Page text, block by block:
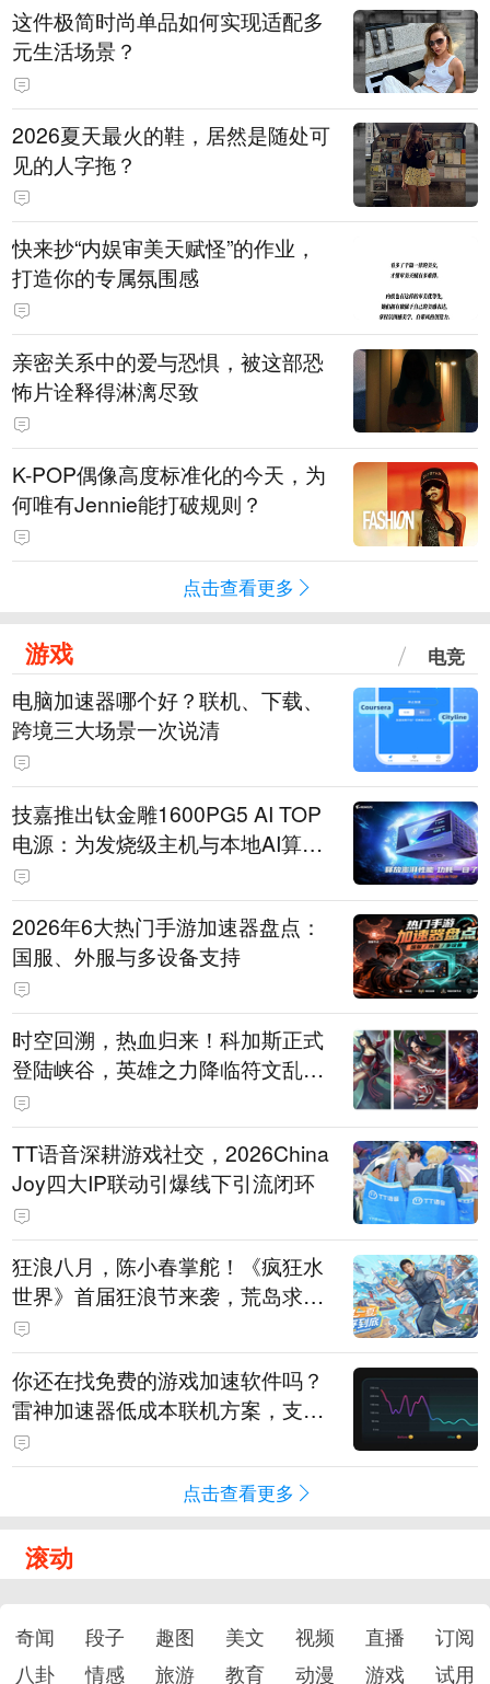
这件极简时尚单品如何实现适配多
元生活场景？
2026夏天最火的鞋，居然是随处可
见的人字拖？
快来抄“内娱审美天赋怪”的作业，
打造你的专属氛围感
亲密关系中的爱与恐惧，被这部恐
怖片诠释得淋漓尽致
K-POP偶像高度标准化的今天，为
何唯有Jennie能打破规则？
点击查看更多
游戏 电竞
电脑加速器哪个好？联机、下载、
跨境三大场景一次说清
技嘉推出钛金雕1600PG5 AI TOP
电源：为发烧级主机与本地AI算力
打造旗舰供电方案
2026年6大热门手游加速器盘点：
国服、外服与多设备支持
时空回溯，热血归来！科加斯正式
登陆峡谷，英雄之力降临符文乱
斗！
TT语音深耕游戏社交，2026China
Joy四大IP联动引爆线下引流闭环
狂浪八月，陈小春掌舵！《疯狂水
世界》首届狂浪节来袭，荒岛求生
直播即将开启
你还在找免费的游戏加速软件吗？
雷神加速器低成本联机方案，支持
免费试用
点击查看更多
滚动
奇闻 段子 趣图 美文 视频 直播
订阅
八卦
情感 旅游 教育 动漫 游戏 试用